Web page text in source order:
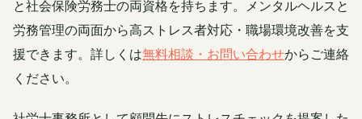
と社会保険労務士の両資格を持ちます。メンタルヘルスと
労務管理の両面から高ストレス者対応・職場環境改善を支
援できます。詳しくは無料相談・お問い合わせからご連絡
ください。